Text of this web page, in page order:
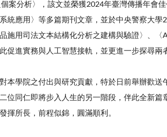
案分析〉，該文並榮獲2024年臺灣傳播年會
統應用〉等多篇期刊文章，並於中央警察大學
施用司法文本結構化分析之建構與驗證〉、〈
促進實務與人工智慧接軌，並更進一步探尋兩
學院之付出與研究貢獻，特於日前舉辦歡送
位同仁即將步入人生的另一階段，伴此全新
揮所長，前程似錦，圓滿順利。